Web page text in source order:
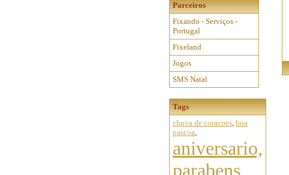
Parceiros
Fixando - Serviços -
Portugal
Fixeland
Jogos
SMS Natal
Tags
chuva de coracoes, boa
pascoa,
aniversario,
parabens,